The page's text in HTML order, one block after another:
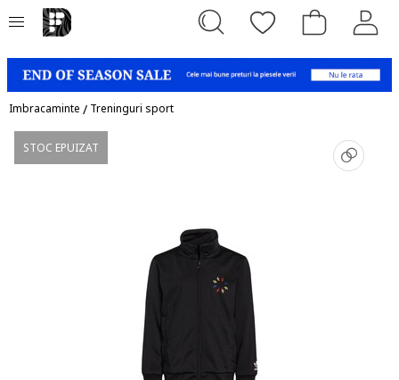
Imbracaminte / Treninguri sport
STOC EPUIZAT